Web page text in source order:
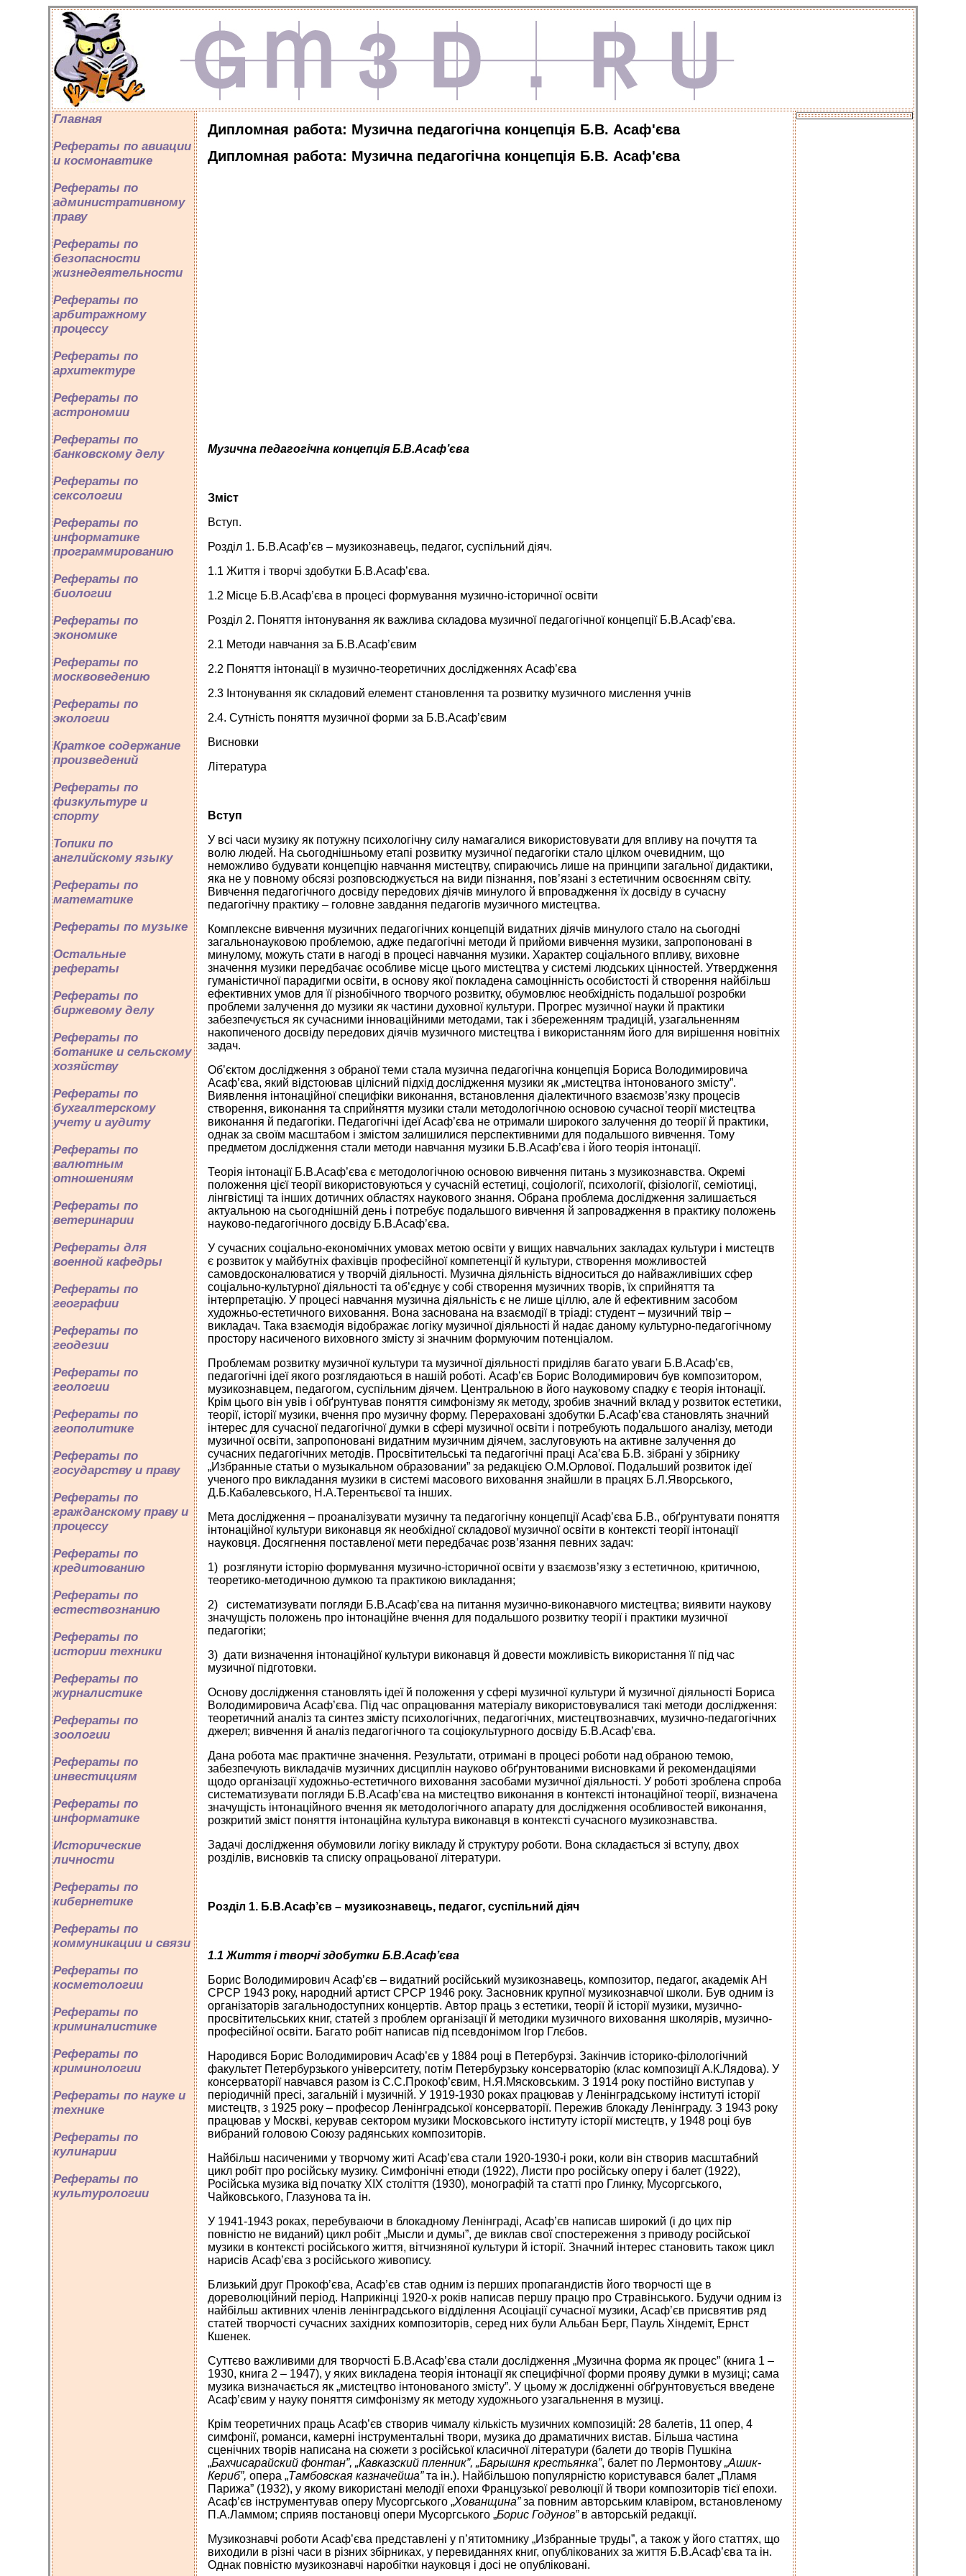
Главная
Рефераты по авиации
и космонавтике
Рефераты по
административному
праву
Рефераты по
безопасности
жизнедеятельности
Рефераты по
арбитражному
процессу
Рефераты по
архитектуре
Рефераты по
астрономии
Рефераты по
банковскому делу
Рефераты по
сексологии
Рефераты по
информатике
программированию
Рефераты по
биологии
Рефераты по
экономике
Рефераты по
москвоведению
Рефераты по
экологии
Краткое содержание
произведений
Рефераты по
физкультуре и
спорту
Топики по
английскому языку
Рефераты по
математике
Рефераты по музыке
Остальные
рефераты
Рефераты по
биржевому делу
Рефераты по
ботанике и сельскому
хозяйству
Рефераты по
бухгалтерскому
учету и аудиту
Рефераты по
валютным
отношениям
Рефераты по
ветеринарии
Рефераты для
военной кафедры
Рефераты по
географии
Рефераты по
геодезии
Рефераты по
геологии
Рефераты по
геополитике
Рефераты по
государству и праву
Рефераты по
гражданскому праву и
процессу
Рефераты по
кредитованию
Рефераты по
естествознанию
Рефераты по
истории техники
Рефераты по
журналистике
Рефераты по
зоологии
Рефераты по
инвестициям
Рефераты по
информатике
Исторические
личности
Рефераты по
кибернетике
Рефераты по
коммуникации и связи
Рефераты по
косметологии
Рефераты по
криминалистике
Рефераты по
криминологии
Рефераты по науке и
технике
Рефераты по
кулинарии
Рефераты по
культурологии
Дипломная работа: Музична педагогічна концепція Б.В. Асаф'єва
Дипломная работа: Музична педагогічна концепція Б.В. Асаф'єва
Музична педагогічна концепція Б.В.Асаф’єва
Зміст
Вступ.
Розділ 1. Б.В.Асаф’єв – музикознавець, педагог, суспільний діяч.
1.1 Життя і творчі здобутки Б.В.Асаф’єва.
1.2 Місце Б.В.Асаф’єва в процесі формування музично-історичної освіти
Розділ 2. Поняття інтонування як важлива складова музичної педагогічної концепції Б.В.Асаф’єва.
2.1 Методи навчання за Б.В.Асаф’євим
2.2 Поняття інтонації в музично-теоретичних дослідженнях Асаф’єва
2.3 Інтонування як складовий елемент становлення та розвитку музичного мислення учнів
2.4. Сутність поняття музичної форми за Б.В.Асаф’євим
Висновки
Література
Вступ
У всі часи музику як потужну психологічну силу намагалися використовувати для впливу на почуття та
волю людей. На сьогоднішньому етапі розвитку музичної педагогіки стало цілком очевидним, що
неможливо будувати концепцію навчання мистецтву, спираючись лише на принципи загальної дидактики,
яка не у повному обсязі розповсюджується на види пізнання, пов’язані з естетичним освоєнням світу.
Вивчення педагогічного досвіду передових діячів минулого й впровадження їх досвіду в сучасну
педагогічну практику – головне завдання педагогів музичного мистецтва.
Комплексне вивчення музичних педагогічних концепцій видатних діячів минулого стало на сьогодні
загальнонауковою проблемою, адже педагогічні методи й прийоми вивчення музики, запропоновані в
минулому, можуть стати в нагоді в процесі навчання музики. Характер соціального впливу, виховне
значення музики передбачає особливе місце цього мистецтва у системі людських цінностей. Утвердження
гуманістичної парадигми освіти, в основу якої покладена самоцінність особистості й створення найбільш
ефективних умов для її різнобічного творчого розвитку, обумовлює необхідність подальшої розробки
проблеми залучення до музики як частини духовної культури. Прогрес музичної науки й практики
забезпечується як сучасними інноваційними методами, так і збереженням традицій, узагальненням
накопиченого досвіду передових діячів музичного мистецтва і використанням його для вирішення новітніх
задач.
Об’єктом дослідження з обраної теми стала музична педагогічна концепція Бориса Володимировича
Асаф’єва, який відстоював цілісний підхід дослідження музики як „мистецтва інтонованого змісту”.
Виявлення інтонаційної специфіки виконання, встановлення діалектичного взаємозв’язку процесів
створення, виконання та сприйняття музики стали методологічною основою сучасної теорії мистецтва
виконання й педагогіки. Педагогічні ідеї Асаф’єва не отримали широкого залучення до теорії й практики,
однак за своїм масштабом і змістом залишилися перспективними для подальшого вивчення. Тому
предметом дослідження стали методи навчання музики Б.В.Асаф’єва і його теорія інтонації.
Теорія інтонації Б.В.Асаф’єва є методологічною основою вивчення питань з музикознавства. Окремі
положення цієї теорії використовуються у сучасній естетиці, соціології, психології, фізіології, семіотиці,
лінгвістиці та інших дотичних областях наукового знання. Обрана проблема дослідження залишається
актуальною на сьогоднішній день і потребує подальшого вивчення й запровадження в практику положень
науково-педагогічного досвіду Б.В.Асаф’єва.
У сучасних соціально-економічних умовах метою освіти у вищих навчальних закладах культури і мистецтв
є розвиток у майбутніх фахівців професійної компетенції й культури, створення можливостей
самовдосконалюватися у творчій діяльності. Музична діяльність відноситься до найважливіших сфер
соціально-культурної діяльності та об’єднує у собі створення музичних творів, їх сприйняття та
інтерпретацію. У процесі навчання музична діяльність є не лише ціллю, але й ефективним засобом
художньо-естетичного виховання. Вона заснована на взаємодії в тріаді: студент – музичний твір –
викладач. Така взаємодія відображає логіку музичної діяльності й надає даному культурно-педагогічному
простору насиченого виховного змісту зі значним формуючим потенціалом.
Проблемам розвитку музичної культури та музичної діяльності приділяв багато уваги Б.В.Асаф’єв,
педагогічні ідеї якого розглядаються в нашій роботі. Асаф’єв Борис Володимирович був композитором,
музикознавцем, педагогом, суспільним діячем. Центральною в його науковому спадку є теорія інтонації.
Крім цього він увів і обґрунтував поняття симфонізму як методу, зробив значний вклад у розвиток естетики,
теорії, історії музики, вчення про музичну форму. Перераховані здобутки Б.Асаф’єва становлять значний
інтерес для сучасної педагогічної думки в сфері музичної освіти і потребують подальшого аналізу, методи
музичної освіти, запропоновані видатним музичним діячем, заслуговують на активне залучення до
сучасних педагогічних методів. Просвітительські та педагогічні праці Аса’єва Б.В. зібрані у збірнику
„Избранные статьи о музыкальном образовании” за редакцією О.М.Орлової. Подальший розвиток ідеї
ученого про викладання музики в системі масового виховання знайшли в працях Б.Л.Яворського,
Д.Б.Кабалевського, Н.А.Терентьєвої та інших.
Мета дослідження – проаналізувати музичну та педагогічну концепції Асаф’єва Б.В., обґрунтувати поняття
інтонаційної культури виконавця як необхідної складової музичної освіти в контексті теорії інтонації
науковця. Досягнення поставленої мети передбачає розв’язання певних задач:
1) розглянути історію формування музично-історичної освіти у взаємозв’язку з естетичною, критичною,
теоретико-методичною думкою та практикою викладання;
2) систематизувати погляди Б.В.Асаф’єва на питання музично-виконавчого мистецтва; виявити наукову
значущість положень про інтонаційне вчення для подальшого розвитку теорії і практики музичної
педагогіки;
3) дати визначення інтонаційної культури виконавця й довести можливість використання її під час
музичної підготовки.
Основу дослідження становлять ідеї й положення у сфері музичної культури й музичної діяльності Бориса
Володимировича Асаф’єва. Під час опрацювання матеріалу використовувалися такі методи дослідження:
теоретичний аналіз та синтез змісту психологічних, педагогічних, мистецтвознавчих, музично-педагогічних
джерел; вивчення й аналіз педагогічного та соціокультурного досвіду Б.В.Асаф’єва.
Дана робота має практичне значення. Результати, отримані в процесі роботи над обраною темою,
забезпечують викладачів музичних дисциплін науково обґрунтованими висновками й рекомендаціями
щодо організації художньо-естетичного виховання засобами музичної діяльності. У роботі зроблена спроба
систематизувати погляди Б.В.Асаф’єва на мистецтво виконання в контексті інтонаційної теорії, визначена
значущість інтонаційного вчення як методологічного апарату для дослідження особливостей виконання,
розкритий зміст поняття інтонаційна культура виконавця в контексті сучасного музикознавства.
Задачі дослідження обумовили логіку викладу й структуру роботи. Вона складається зі вступу, двох
розділів, висновків та списку опрацьованої літератури.
Розділ 1. Б.В.Асаф’єв – музикознавець, педагог, суспільний діяч
1.1 Життя і творчі здобутки Б.В.Асаф’єва
Борис Володимирович Асаф’єв – видатний російський музикознавець, композитор, педагог, академік АН
СРСР 1943 року, народний артист СРСР 1946 року. Засновник крупної музикознавчої школи. Був одним із
організаторів загальнодоступних концертів. Автор праць з естетики, теорії й історії музики, музично-
просвітительських книг, статей з проблем організації й методики музичного виховання школярів, музично-
професійної освіти. Багато робіт написав під псевдонімом Ігор Глєбов.
Народився Борис Володимирович Асаф’єв у 1884 році в Петербурзі. Закінчив історико-філологічний
факультет Петербурзького університету, потім Петербурзьку консерваторію (клас композиції А.К.Лядова). У
консерваторії навчався разом із С.С.Прокоф’євим, Н.Я.Мясковським. З 1914 року постійно виступав у
періодичній пресі, загальній і музичній. У 1919-1930 роках працював у Ленінградському інституті історії
мистецтв, з 1925 року – професор Ленінградської консерваторії. Пережив блокаду Ленінграду. З 1943 року
працював у Москві, керував сектором музики Московського інституту історії мистецтв, у 1948 році був
вибраний головою Союзу радянських композиторів.
Найбільш насиченими у творчому житі Асаф’єва стали 1920-1930-і роки, коли він створив масштабний
цикл робіт про російську музику. Симфонічні етюди (1922), Листи про російську оперу і балет (1922),
Російська музика від початку ХІХ століття (1930), монографій та статті про Глинку, Мусоргського,
Чайковського, Глазунова та ін.
У 1941-1943 роках, перебуваючи в блокадному Ленінграді, Асаф’єв написав широкий (і до цих пір
повністю не виданий) цикл робіт „Мысли и думы”, де виклав свої спостереження з приводу російської
музики в контексті російського життя, вітчизняної культури й історії. Значний інтерес становить також цикл
нарисів Асаф’єва з російського живопису.
Близький друг Прокоф’єва, Асаф’єв став одним із перших пропагандистів його творчості ще в
дореволюційний період. Наприкінці 1920-х років написав першу працю про Стравінського. Будучи одним із
найбільш активних членів ленінградського відділення Асоціації сучасної музики, Асаф’єв присвятив ряд
статей творчості сучасних західних композиторів, серед них були Альбан Берг, Пауль Хіндеміт, Ернст
Кшенек.
Суттєво важливими для творчості Б.В.Асаф’єва стали дослідження „Музична форма як процес” (книга 1 –
1930, книга 2 – 1947), у яких викладена теорія інтонації як специфічної форми прояву думки в музиці; сама
музика визначається як „мистецтво інтонованого змісту”. У цьому ж дослідженні обґрунтовується введене
Асаф’євим у науку поняття симфонізму як методу художнього узагальнення в музиці.
Крім теоретичних праць Асаф’єв створив чималу кількість музичних композицій: 28 балетів, 11 опер, 4
симфонії, романси, камерні інструментальні твори, музика до драматичних вистав. Більша частина
сценічних творів написана на сюжети з російської класичної літератури (балети до творів Пушкіна
„Бахчисарайский фонтан”, „Кавказский пленник”, „Барышня крестьянка”, балет по Лермонтову „Ашик-
Кериб”, опера „Тамбовская казначейша” та ін.). Найбільшою популярністю користувався балет „Пламя
Парижа” (1932), у якому використані мелодії епохи Французької революції й твори композиторів тієї епохи.
Асаф’єв інструментував оперу Мусоргського „Хованщина”за повним авторським клавіром, встановленому
П.А.Ламмом; сприяв постановці опери Мусоргського „Борис Годунов”в авторській редакції.
Музикознавчі роботи Асаф’єва представлені у п’ятитомнику „Избранные труды”, а також у його статтях, що
виходили в різні часи в різних збірниках, у перевиданнях книг, опублікованих за життя Б.В.Асаф’єва та ін.
Однак повністю музикознавчі наробітки науковця і досі не опубліковані.